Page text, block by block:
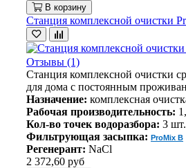
В корзину
Станция комплексной очистки
Отзывы (1)
Станция комплексной очистки
для дома с постоянным
Назначение: комплексная
Рабочая производительность:
Кол-во точек водоразбора: 3 шт.
Фильтрующая засыпка: ProMix B
Регенерант: NaCl
2 372,60 руб